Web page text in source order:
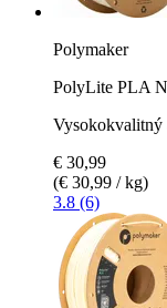
Polymaker
PolyLite PLA
Vysokokvalitný
€ 30,99
(€ 30,99 / kg)
3.8 (6)